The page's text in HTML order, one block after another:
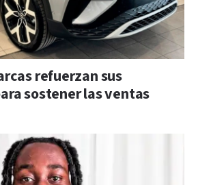
refuerzan sus
sostener las ventas